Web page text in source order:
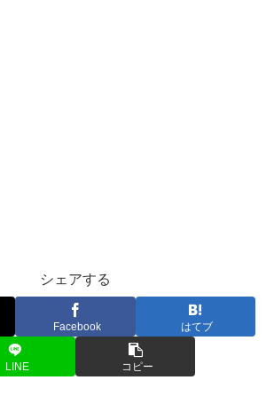
シェアする
Facebook はてブ
LINE コピー